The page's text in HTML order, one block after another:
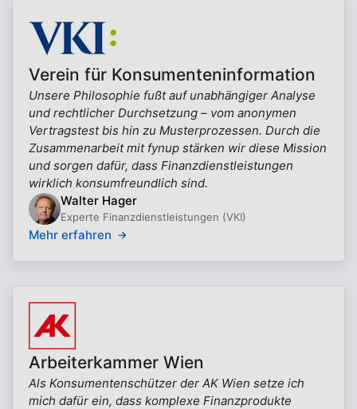
Verein für Konsumenteninformation
Unsere Philosophie fußt auf unabhängiger Analyse
und rechtlicher Durchsetzung – vom anonymen
Vertragstest bis hin zu Musterprozessen. Durch die
Zusammenarbeit mit fynup stärken wir diese Mission
und sorgen dafür, dass Finanzdienstleistungen
wirklich konsumfreundlich sind.
Walter Hager
Experte Finanzdienstleistungen (VKI)
Mehr erfahren
Arbeiterkammer Wien
Als Konsumentenschützer der AK Wien setze ich
mich dafür ein, dass komplexe Finanzprodukte